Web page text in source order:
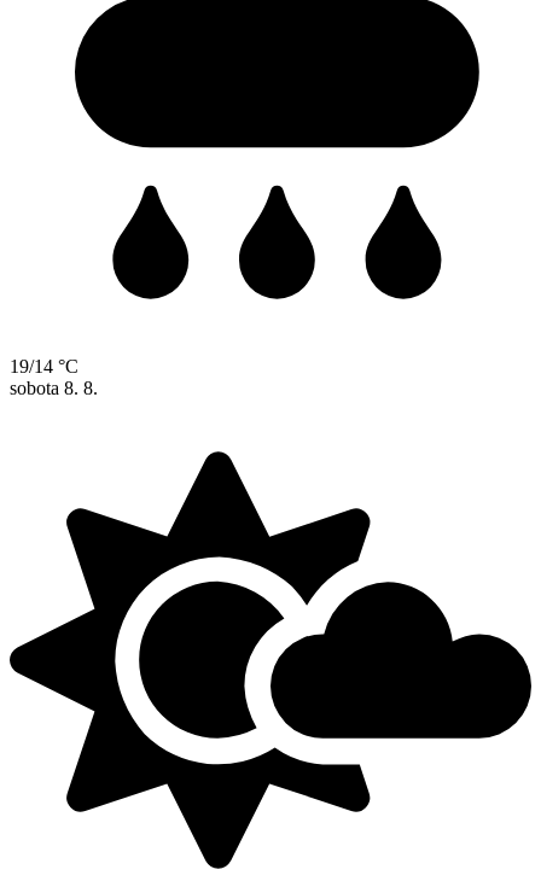
19/14 °C
sobota 8. 8.